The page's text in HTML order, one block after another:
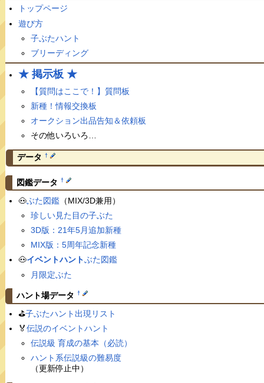
トップページ
遊び方
子ぶたハント
ブリーディング
★ 掲示板 ★
【質問はここで！】質問板
新種！情報交換板
オークション出品告知＆依頼板
その他いろいろ…
データ †
図鑑データ †
🐽ぶた図鑑（MIX/3D兼用）
珍しい見た目の子ぶた
3D版：21年5月追加新種
MIX版：5周年記念新種
🐽イベントハントぶた図鑑
月限定ぶた
ハント場データ †
⛳️子ぶたハント出現リスト
🏅伝説のイベントハント
伝説級 育成の基本（必読）
ハント系伝説級の難易度
（更新停止中）